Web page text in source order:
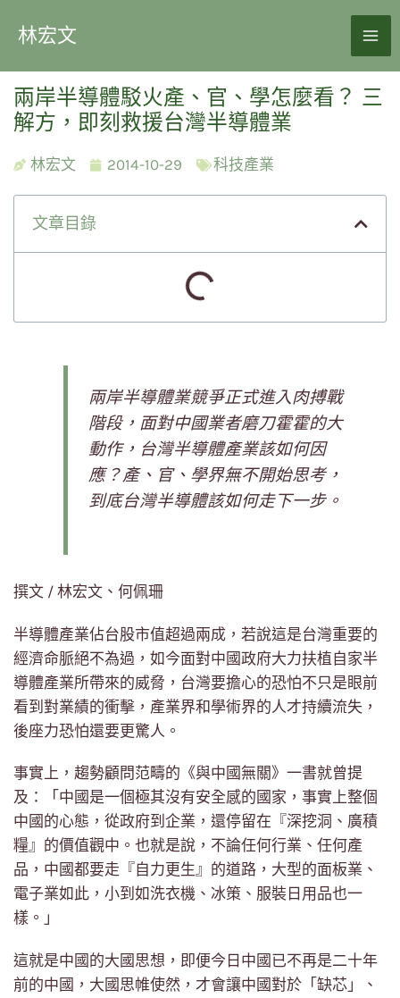
林宏文
兩岸半導體駁火產、官、學怎麼看？ 三
解方，即刻救援台灣半導體業
林宏文 2014-10-29 科技產業
文章目錄
兩岸半導體業競爭正式進入肉搏戰
階段，面對中國業者磨刀霍霍的大
動作，台灣半導體產業該如何因
應？產、官、學界無不開始思考，
到底台灣半導體該如何走下一步。
撰文 / 林宏文、何佩珊
半導體產業佔台股市值超過兩成，若說這是台灣重要的
經濟命脈絕不為過，如今面對中國政府大力扶植自家半
導體產業所帶來的威脅，台灣要擔心的恐怕不只是眼前
看到對業績的衝擊，產業界和學術界的人才持續流失，
後座力恐怕還要更驚人。
事實上，趨勢顧問范疇的《與中國無關》一書就曾提
及：「中國是一個極其沒有安全感的國家，事實上整個
中國的心態，從政府到企業，還停留在『深挖洞、廣積
糧』的價值觀中。也就是說，不論任何行業、任何產
品，中國都要走『自力更生』的道路，大型的面板業、
電子業如此，小到如洗衣機、冰策、服裝日用品也一
樣。」
這就是中國的大國思想，即便今日中國已不再是二十年
前的中國，大國思帷使然，才會讓中國對於「缺芯」、